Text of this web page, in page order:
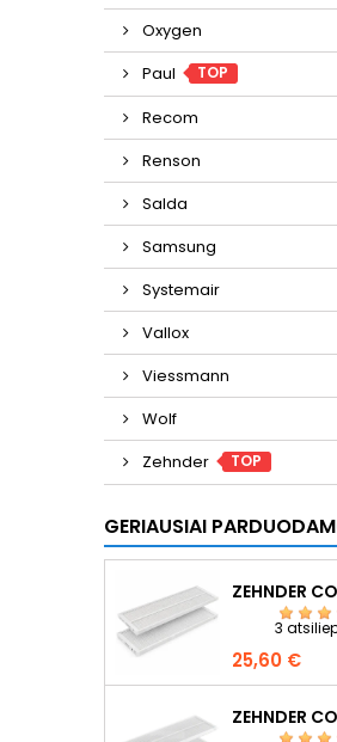
Oxygen
Paul
TOP
Recom
Renson
Salda
Samsung
Systemair
Vallox
Viessmann
Wolf
Zehnder
TOP
GERIAUSIAI
3
Kaina
25,60 €